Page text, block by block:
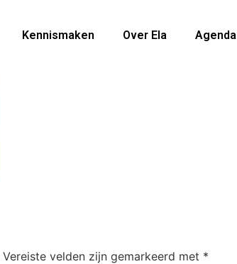
Kennismaken Over Ela Agenda
Vereiste velden zijn gemarkeerd met *